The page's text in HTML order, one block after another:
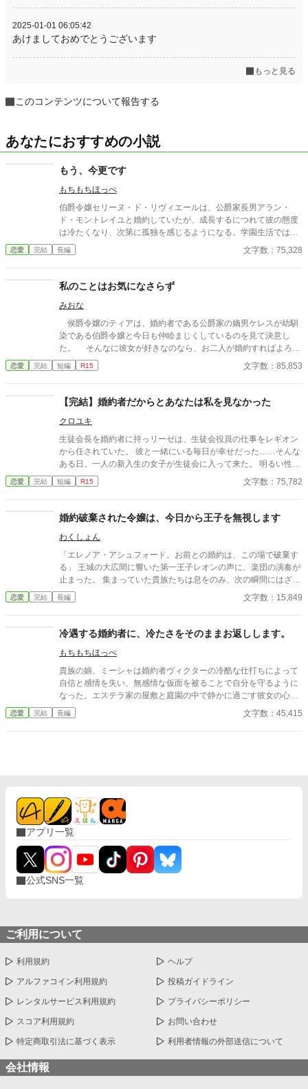
2025-01-01 06:05:42
あけましておめでとうございます
もっと見る
このコンテンツについて報告する
あなたにおすすめの小説
もう、今更です
もちもちほっぺ
伯爵令嬢セリーヌ・ド・リヴィエールは、公爵家長男アラン・
ド・モントレイユと婚約していたが、成長するにつれて彼の態度
は冷たくなり、次第に孤独を感じるようになる。学園生活ではア
ランが王子フェリクスに付き従い、王子の「真実の愛」とされる
リリア・エヴァレットを囲む騒動が広がり、セリーヌはさらに心
やし、婚約解消を申し出る。
恋愛 完結 長編 文字数：75,328
私のことはお気になさらず
みおな
侯爵令嬢のティアは、婚約者である公爵家の嫡男ケレスが幼馴
染である伯爵令嬢と今日も仲睦まじくしているのを見て決意し
た。 そんなに彼女が好きなのなら、お二人が婚約すればよろし
いのよ。 私のことはお気になさらず。
恋愛 完結 短編 R15 文字数：85,853
【完結】婚約者だからとあなたは私を見なかった
クロユキ
生徒会長を婚約者に持っリーゼは、生徒会役員の仕事をレギオン
から任されていた。 彼と一緒にいる毎日が幸せだった……そんな
ある日、一人の新入生の女子が生徒会に入って来た。 明るい性格
の彼女は直ぐに先輩達と仲が良くなりレギオンもまた新入生に興
味を抱くように成っていた。 誤字脱字があります。 更新が不定期
恋愛 完結 短編 R15 文字数：75,782
婚約破棄された令嬢は、今日から王子を無視します
わくしょん
「エレノア・アシュフォード。お前との婚約は、この場で破棄す
る」 王城の大広間に響いた第一王子レオンの声に、楽団の演奏が
止まった。 集まっていた貴族たちは息をのみ、次の瞬間にはざわ
めきが広がる。 エレノアはゆっくりと顔を上げた。 目の前では、
王子が腰に手を回した美しい令嬢――侯爵令嬢セシリアが勝ち誇
恋愛 完結 長編 文字数：15,849
冷遇する婚約者に、冷たさをそのままお返しします。
もちもちほっぺ
貴族の娘、ミーシャは婚約者ヴィクターの冷酷な仕打ちによって
自信と感情を失い、無感情な仮面を被ることで自分を守るように
なった。エステラ家の屋敷と庭園の中で静かに過ごす彼女の心に
は、怒りも悲しみも埋もれたまま、何も感じない日々が続いてい
た。 事なかれ主義の両親の影響で、エステラ家の警備はガバガバ
恋愛 完結 長編 文字数：45,415
アプリ一覧
公式SNS一覧
ご利用について
利用規約 ヘルプ
アルファコイン利用規約 投稿ガイドライン
レンタルサービス利用規約 プライバシーポリシー
スコア利用規約 お問い合わせ
特定商取引法に基づく表示 利用者情報の外部送信について
会社情報